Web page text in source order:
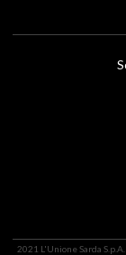
2021 L'Unione Sarda